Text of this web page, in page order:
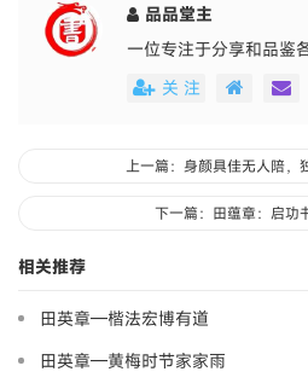
品品堂主
一位专注于分享和品鉴
关 注
上一篇：身颜具佳无人陪，
下一篇：田蕴章：启功
相关推荐
田英章—楷法宏博有道
田英章—黄梅时节家家雨